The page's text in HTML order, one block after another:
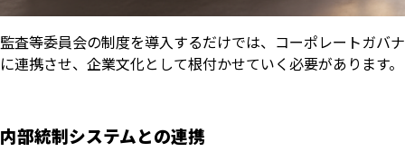
監査等委員会の制度を導入するだけでは、コーポレートガバ
に連携させ、企業文化として根付かせていく必要があります。
内部統制システムとの連携